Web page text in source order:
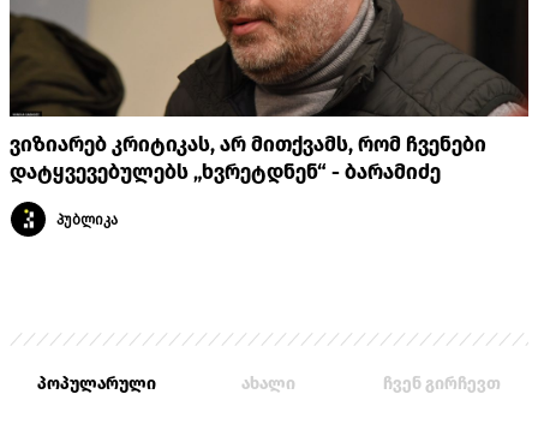
ვიზიარებ კრიტიკას, არ მითქვამს, რომ ჩვენები
დატყვევებულებს „ხვრეტდნენ“ - ბარამიძე
პუბლიკა
პოპულარული ახალი ჩვენ გირჩევთ